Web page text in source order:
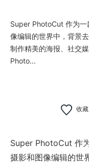
Super PhotoCut 作为一
像编辑的世界中，背景
制作精美的海报、社交
Photo...
Super PhotoCut 作
摄影和图像编辑的世